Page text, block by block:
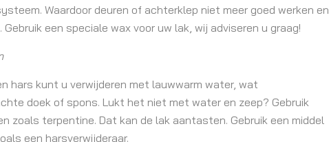
Waardoor deuren of achterklep niet meer goed werken en
een speciale wax voor uw lak, wij adviseren u graag!
hars kunt u verwijderen met lauwwarm water, wat
doek of spons. Lukt het niet met water en zeep? Gebruik
zoals terpentine. Dat kan de lak aantasten. Gebruik een middel
een harsverwijderaar.